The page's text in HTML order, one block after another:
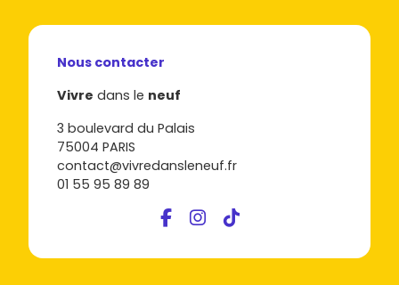
Nous contacter
Vivre dans le neuf
3 boulevard du Palais
75004 PARIS
contact@vivredansleneuf.fr
01 55 95 89 89